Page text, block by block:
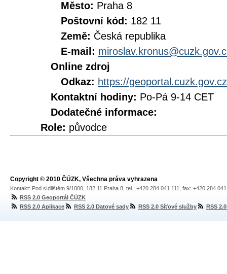
Město: Praha 8
Poštovní kód: 182 11
Země: Česká republika
E-mail:
Online zdroj
Odkaz: https://
Kontaktní hodiny: Po-Pá 9-14 CET
Dodatečné informace:
Role: původce
Copyright © 2010 ČÚZK, Všechna práva vyhrazena
Kontakt: Pod sídlištěm 9/1800, 182 11 Praha 8, tel.: +420 284 041 111, fax: +420 284
RSS 2.0 Geoportál ČÚZK
RSS 2.0 Aplikace
RSS 2.0 Datové sady RSS 2.0 Síťové služby RSS